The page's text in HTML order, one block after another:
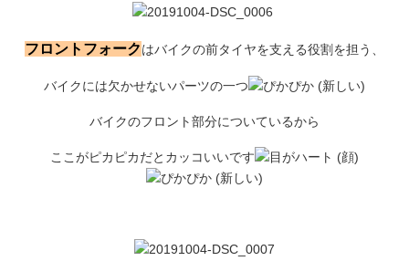
フロントフォークはバイクの前タイヤを支える役割を担う、
バイクには欠かせないパーツの一つ
バイクのフロント部分についているから
ここがピカピカだとカッコいいです